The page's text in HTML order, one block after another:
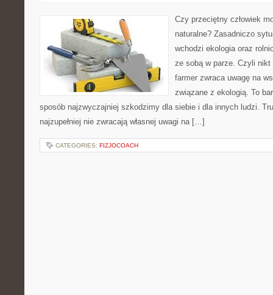
Czy przeciętny człowiek
naturalne? Zasadniczo
wchodzi ekologia oraz
ze sobą w parze. Czyli nikt
farmer zwraca uwagę na
związane z ekologią. To
sposób najzwyczajniej szkodzimy dla siebie i dla innych ludzi.
najzupełniej nie zwracają własnej uwagi na […]
CATEGORIES: FIZJOCOACH